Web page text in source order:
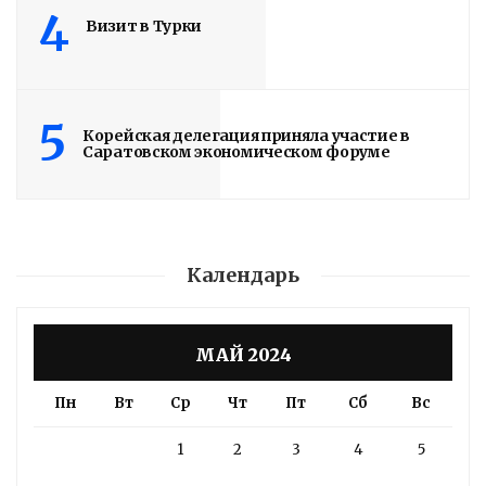
4 Визит в Турки
5
Корейская делегация приняла участие в
Саратовском экономическом форуме
Календарь
МАЙ 2024
Пн Вт Ср Чт Пт Сб Вс
1 2 3 4 5